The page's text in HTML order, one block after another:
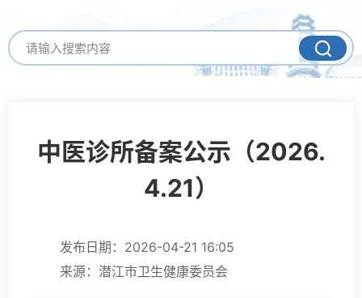
中医诊所备案公示（2026.
4.21）
发布日期：2026-04-21 16:05
来源：潜江市卫生健康委员会